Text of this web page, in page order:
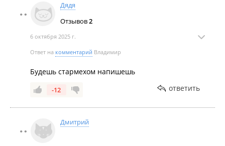
Дядя
Отзывов2
6 октября 2025 г.
Ответ на комментарий Владимир
Будешь стармехом напишешь
-12 ответить
Дмитрий